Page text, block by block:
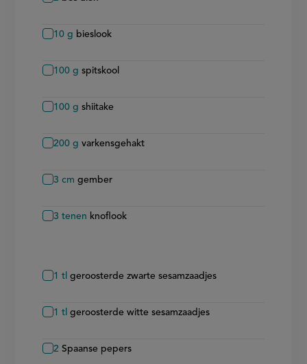
10 g bieslook
100 g spitskool
100 g shiitake
200 g varkensgehakt
3 cm gember
3 tenen knoflook
1 tl geroosterde zwarte sesamzaadjes
1 tl geroosterde witte sesamzaadjes
2 Spaanse pepers